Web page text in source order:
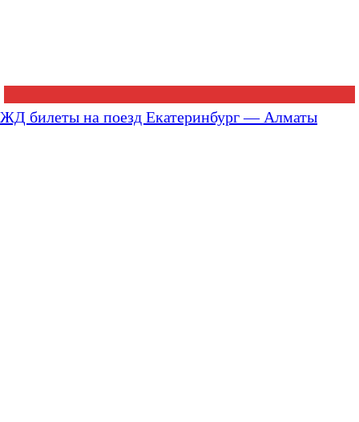
ЖД билеты на поезд Екатеринбург — Алматы